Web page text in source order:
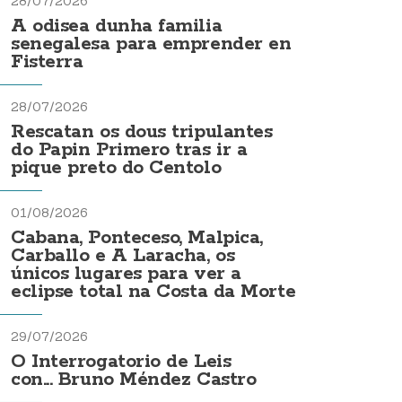
A odisea dunha familia
senegalesa para emprender en
Fisterra
28/07/2026
Rescatan os dous tripulantes
do Papin Primero tras ir a
pique preto do Centolo
01/08/2026
Cabana, Ponteceso, Malpica,
Carballo e A Laracha, os
únicos lugares para ver a
eclipse total na Costa da Morte
29/07/2026
O Interrogatorio de Leis
con... Bruno Méndez Castro